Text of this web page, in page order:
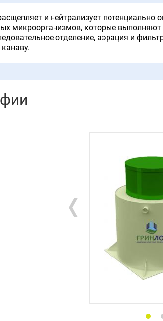
и нейтрализует
микроорганизмов, которые
отделение, аэрация и